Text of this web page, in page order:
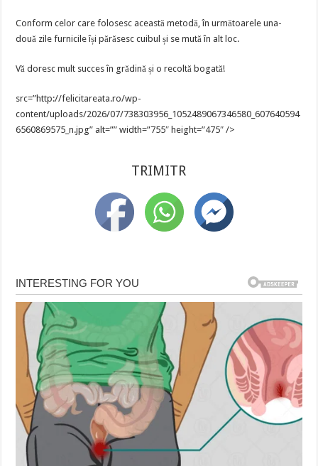
Conform celor care folosesc această metodă, în următoarele una-
două zile furnicile își părăsesc cuibul și se mută în alt loc.
Vă doresc mult succes în grădină și o recoltă bogată!
src=”http://felicitareata.ro/wp-
content/uploads/2026/07/738303956_1052489067346580_607640594
6560869575_n.jpg” alt=”” width=”755″ height=”475″ />
TRIMITR